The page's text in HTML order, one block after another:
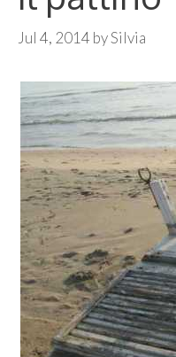
Jul 4, 2014 bySilvia